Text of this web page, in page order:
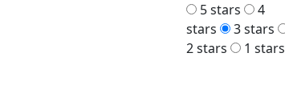
5 stars
4
stars
3 stars
2 stars
1 stars